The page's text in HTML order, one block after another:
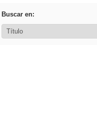
Buscar en: